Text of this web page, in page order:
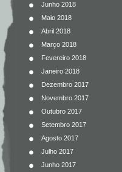
Junho 2018
Maio 2018
Abril 2018
Março 2018
Fevereiro 2018
Janeiro 2018
Dezembro 2017
Novembro 2017
Outubro 2017
Setembro 2017
Agosto 2017
Julho 2017
Junho 2017